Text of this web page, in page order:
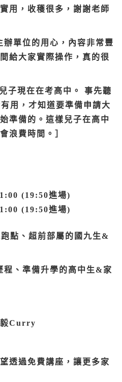
用，收穫很多，謝謝老師
辦單位的用心，內容非常豐
給大家實際操作，真的很
子現在在考高中。 事先聽
用，才知道要準備申請大
準備的。這樣兒子在高中
浪費時間。］
(19:50進場)
(19:50進場)
點、超前部屬的 國九生&
程、準備升學的高中生&家
毅Curry
透過免費講座，讓更多家